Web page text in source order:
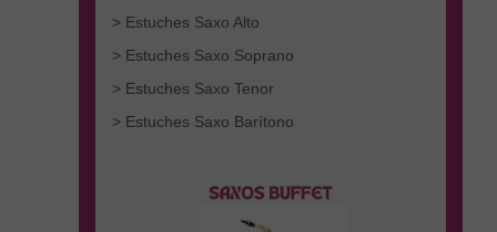
> Estuches Saxo Alto
> Estuches Saxo Soprano
> Estuches Saxo Tenor
> Estuches Saxo Barítono